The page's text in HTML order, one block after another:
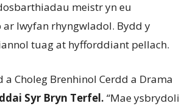
meistr yn eu
lwyfan rhyngwladol. Bydd y
tuag at hyfforddiant pellach.
Choleg Brenhinol Cerdd a Drama
Syr Bryn Terfel. “Mae ysbrydoli